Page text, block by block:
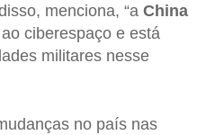
menciona, “a China
ciberespaço e está
militares nesse
no país nas